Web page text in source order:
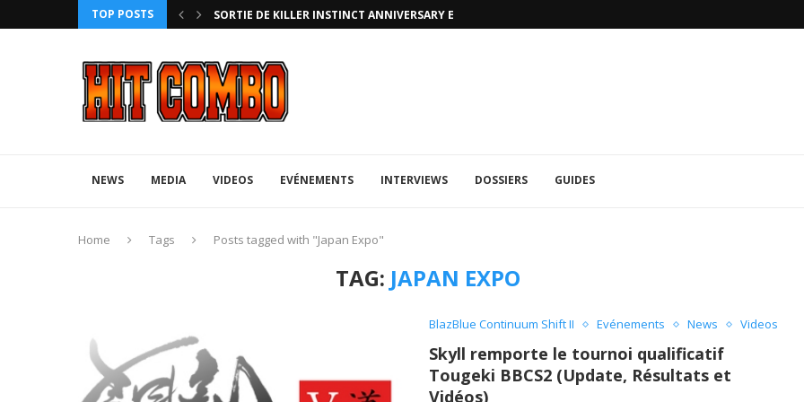
TOP POSTS
AVEC ROLLBACK... SORTIE DE KILLER INSTINCT ANNIVERSARY EDITION
NEWS MEDIA VIDEOS EVÉNEMENTS INTERVIEWS DOSSIERS GUIDES
Home Tags Posts tagged with "Japan Expo"
TAG: JAPAN EXPO
BlazBlue Continuum Shift II Evénements News Videos
Skyll remporte le tournoi qualificatif
Tougeki BBCS2 (Update, Résultats et
Vidéos)